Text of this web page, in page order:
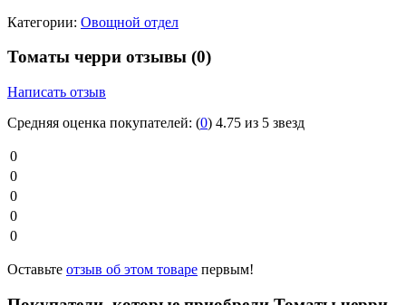
Категории: Овощной отдел
Томаты черри отзывы (0)
Написать отзыв
Средняя оценка покупателей: (0) 4.75 из 5 звезд
0
0
0
0
0
Оставьте отзыв об этом товаре первым!